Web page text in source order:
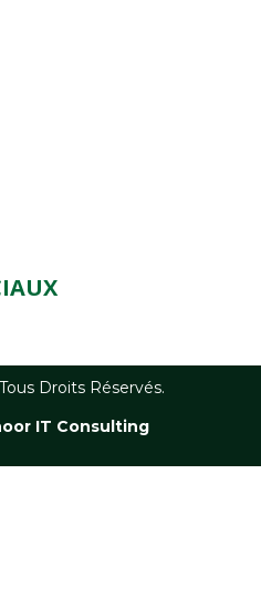
Droits Réservés.
IT Consulting